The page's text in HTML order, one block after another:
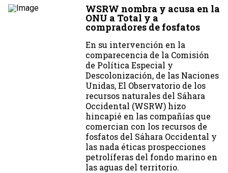
WSRW nombra y acusa en la
ONU a Total y a
compradores de fosfatos
En su intervención en la
comparecencia de la Comisión
de Política Especial y
Descolonización, de las Naciones
Unidas, El Observatorio de los
recursos naturales del Sáhara
Occidental (WSRW) hizo
hincapié en las compañías que
comercian con los recursos de
fosfatos del Sáhara Occidental y
las nada éticas prospecciones
petrolíferas del fondo marino en
las aguas del territorio.